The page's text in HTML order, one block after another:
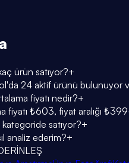
ürün satıyor?+
24 aktif ürünü bulunuyor
fiyatı nedir?+
fiyatı ₺603, fiyat aralığı
satıyor?+
analiz ederim?+